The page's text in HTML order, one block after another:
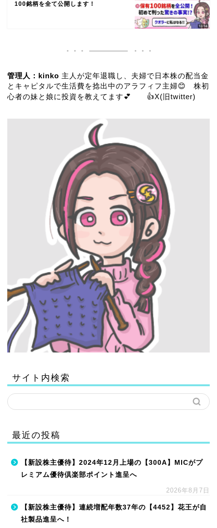
100銘柄を全て公開します！
管理人：kinko 主人が定年退職し、夫婦で日本株の配当金
とキャピタルで生活費を捻出中のアラフィフ主婦😊 株初
心者の妹と娘に投資を教えてます💕 👍X(旧twitter)
サイト内検索
最近の投稿
【新設株主優待】2024年12月上場の【300A】MICがプ
レミアム優待倶楽部ポイント進呈へ
2026年8月7日
【新設株主優待】連続増配年数37年の【4452】花王が自
社製品進呈へ！